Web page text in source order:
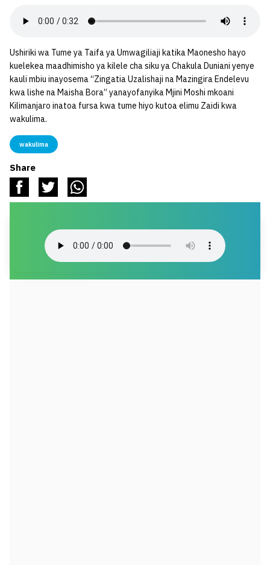
Ushiriki wa Tume ya Taifa ya Umwagiliaji katika Maonesho hayo
kuelekea maadhimisho ya kilele cha siku ya Chakula Duniani yenye
kauli mbiu inayosema “Zingatia Uzalishaji na Mazingira Endelevu
kwa lishe na Maisha Bora” yanayofanyika Mjini Moshi mkoani
Kilimanjaro inatoa fursa kwa tume hiyo kutoa elimu Zaidi kwa
wakulima.
wakulima
Share